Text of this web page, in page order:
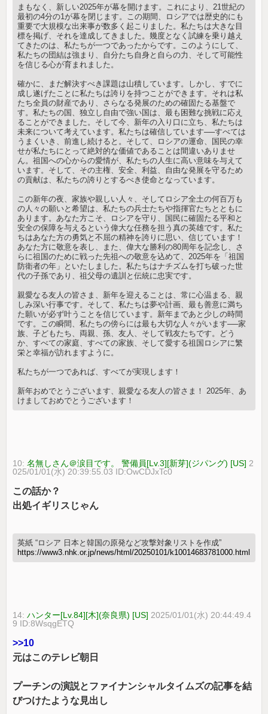
まもなく、新しい2025年が幕を開けます。これにより、21世紀の
最初の4分の1が幕を閉じます。この期間、ロシアでは歴史的にも
重要で大規模な出来事が数多く起こりました。私たちは大きな目
標を掲げ、それを達成してきました。幾度となく試練を乗り越え
てきたのは、私たちが一つであったからです。このようにして、
私たちの団結は強まり、自分たち自身と自らの力、そして可能性
を信じる心が育まれました。
確かに、まだ解決すべき課題は山積しています。しかし、すでに
成し遂げたことに私たちは誇りを持つことができます。それは私
たち全員の財産であり、さらなる発展のための確固たる基盤で
す。私たちの国、独立し自由で強い国は、最も困難な挑戦に応え
ることができました。そして今、新年の入り口に立ち、私たちは
未来について考えています。私たちは確信しています──すべては
うまくいき、前進し続けると。そして、ロシアの運命、国民の幸
せが私たちにとって絶対的な価値であることは間違いありませ
ん。祖国への心からの愛情が、私たちの人生に高い意味を与えて
います。そして、その主権、安全、利益、自由な発展を守るため
の貢献は、私たちの誇りとするべき使命となっています。
この新年の夜、家族や親しい人々、そしてロシア全土の何百万も
の人々の願いと希望は、私たちの兵士たちや指揮官たちとともに
あります。あなた方こそ、ロシアを守り、国民に確固たる平和と
安全の保障を与えるという偉大な任務を担う真の英雄です。私た
ちはあなた方の勇気と不屈の精神を誇りに思い、信じています！
あなた方に敬意を表し、また、偉大な勝利の80周年を記念し、さ
らに祖国のために戦った先祖への敬意を込めて、2025年を「祖国
防衛者の年」といたしました。私たちはナチズムを打ち破った世
代の子孫であり、祖父母の遺訓と伝統に忠実です。
親愛なる友人の皆さま、新年を迎えることは、常に心温まる、親
しみ深い行事です。そして、私たちは夢や計画、最も善意に満ち
た願いが必ず叶うことを信じています。新年まであと少しの時間
です。この瞬間、私たちの傍らには最も大切な人々がいます──家
族、子どもたち、両親、孫、友人、そして戦友たちです。どう
か、すべての家庭、すべての家族、そして愛する祖国ロシアに繁
栄と幸福が訪れますように。
私たちが一つであれば、すべてが実現します！
新年おめでとうございます、親愛なる友人の皆さま！ 2025年、あ
けましておめでとうございます！
10:名無しさん＠涙目です。 警備員[Lv.3][新芽](ジパング) [US] 2
025/01/01(水) 20:39:55.03 ID:OwCDJxTc0
この話か？
出処イギリスじゃん
英紙 “ロシア 日本と韓国の原発など攻撃対象リストを作成”
https://www3.nhk.or.jp/news/html/20250101/k10014683781000.html
14:ハンター[Lv.84][木](奈良県) [US] 2025/01/01(水) 20:44:49.4
9 ID:8WsqgETQ
>>10
元はこのテレビ朝日
プーチンの演説とファイナンシャルタイムズの記事を結
びつけたような見出し